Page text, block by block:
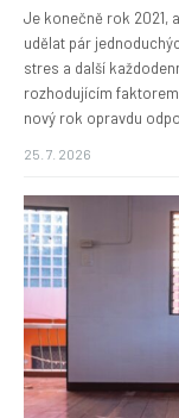
Je konečně rok 2021,
udělat pár
stres a další
rozhodujícím
nový rok opravdu
25. 7. 2026